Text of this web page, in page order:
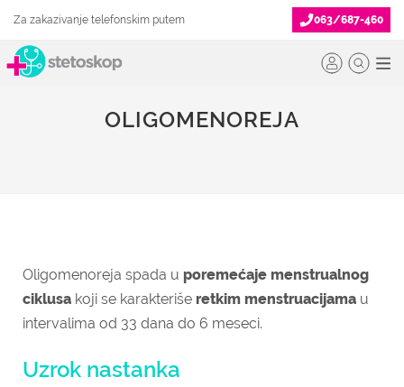
Za zakazivanje telefonskim putem 063/687-460
OLIGOMENOREJA
Oligomenoreja spada u poremećaje menstrualnog
ciklusa koji se karakteriše retkim menstruacijama u
intervalima od 33 dana do 6 meseci.
Uzrok nastanka